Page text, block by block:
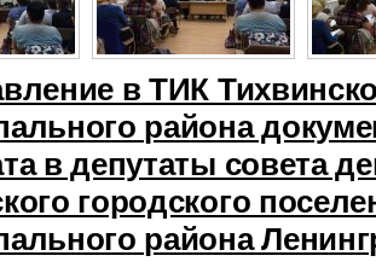
в ТИК
района
в депутаты совета
городского
района